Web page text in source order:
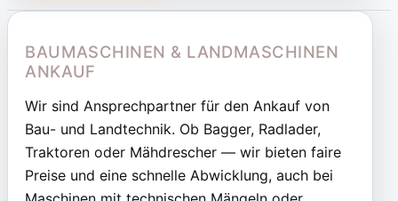
BAUMASCHINEN & LANDMASCHINEN
ANKAUF
Wir sind Ansprechpartner für den Ankauf von
Bau- und Landtechnik. Ob Bagger, Radlader,
Traktoren oder Mähdrescher — wir bieten faire
Preise und eine schnelle Abwicklung, auch bei